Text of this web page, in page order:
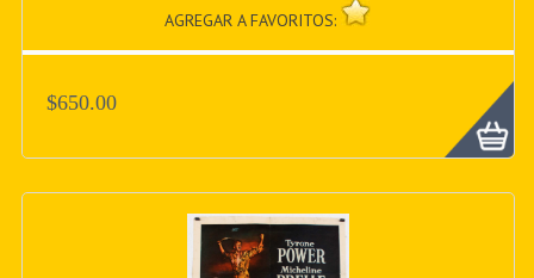
AGREGAR A FAVORITOS:
$650.00